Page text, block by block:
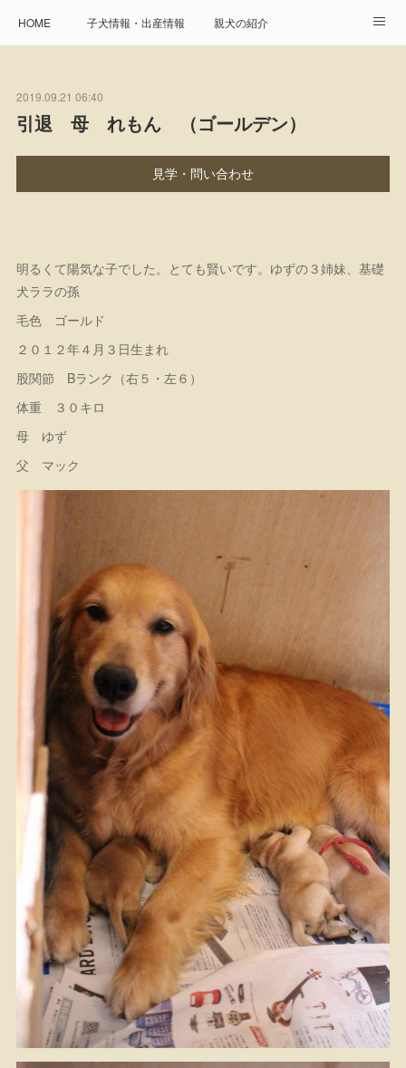
HOME 子犬情報・出産情報 親犬の紹介
遺伝疾患への取り組み
プレジール親睦会 特定商取引に基づく表記
2019.09.21 06:40
引退 母 れもん （ゴールデン）
見学・問い合わせ
明るくて陽気な子でした。とても賢いです。ゆずの３姉妹、基礎
犬ララの孫
毛色 ゴールド
２０１２年４月３日生まれ
股関節 Bランク（右５・左６）
体重 ３０キロ
母 ゆず
父 マック